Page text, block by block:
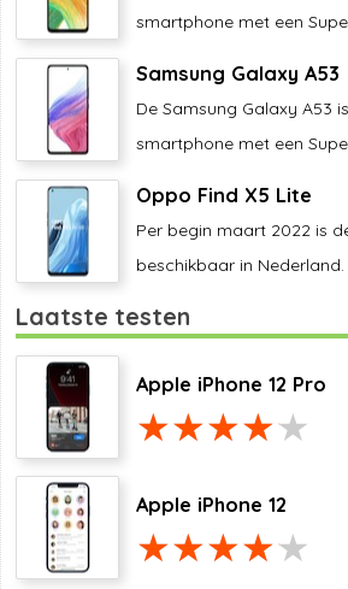
smartphone met een
Samsung Galaxy A53
De Samsung Galaxy A53
smartphone met een
Oppo Find X5 Lite
Per begin maart 2022 is
beschikbaar in Nederland.
Laatste testen
Apple iPhone 12 Pro
Apple iPhone 12